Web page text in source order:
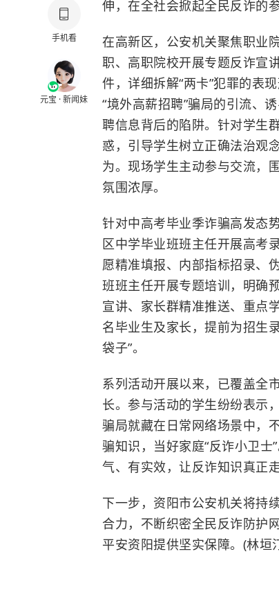
手机看
元宝 · 新闻妹
伸，在全社会掀起全民反诈的
在高新区，公安机关聚焦职业
职、高职院校开展专题反诈宣
件，详细拆解“两卡”犯罪的表
“境外高薪招聘”骗局的引流、
聘信息背后的陷阱。针对学生
惑，引导学生树立正确法治观
为。现场学生主动参与交流，
氛围浓厚。
针对中高考毕业季诈骗高发态
区中学毕业班班主任开展高考
愿精准填报、内部指标招录、
班班主任开展专题培训，明确
宣讲、家长群精准推送、重点
名毕业生及家长，提前为招生
袋子”。
系列活动开展以来，已覆盖全
长。参与活动的学生纷纷表示
骗局就藏在日常网络场景中，
骗知识，当好家庭“反诈小卫士
气、有实效，让反诈知识真正
下一步，资阳市公安机关将持
合力，不断织密全民反诈防护
平安资阳提供坚实保障。(林垣